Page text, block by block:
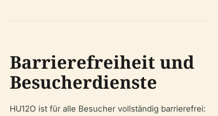
Barrierefreiheit und
Besucherdienste
HU12O ist für alle Besucher vollständig barrierefrei: